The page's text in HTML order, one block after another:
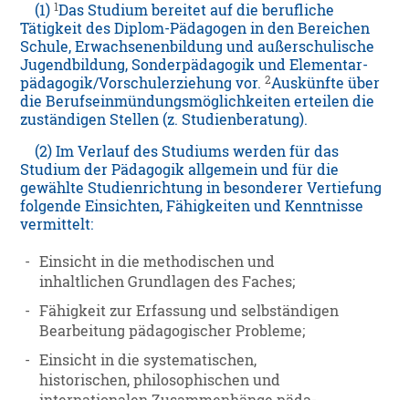
(1)1Das Studium bereitet auf die berufliche
Tätigkeit des Diplom-Pädagogen in den Bereichen
Schule, Erwachsenenbildung und außerschulische
Jugendbildung, Sonderpädagogik und Elementar-
pädagogik/Vorschulerziehung vor.2Auskünfte über
die Berufseinmündungsmöglichkeiten erteilen die
zuständigen Stellen (z. Studienberatung).
(2) Im Verlauf des Studiums werden für das
Studium der Pädagogik allgemein und für die
gewählte Studienrichtung in besonderer Vertiefung
folgende Einsichten, Fähigkeiten und Kenntnisse
vermittelt:
- Einsicht in die methodischen und
inhaltlichen Grundlagen des Faches;
- Fähigkeit zur Erfassung und selbständigen
Bearbeitung pädagogischer Probleme;
- Einsicht in die systematischen,
historischen, philosophischen und